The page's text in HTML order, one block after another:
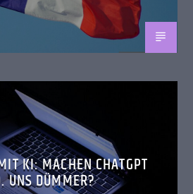
KI: MACHEN CHATGPT
UNS DÜMMER?